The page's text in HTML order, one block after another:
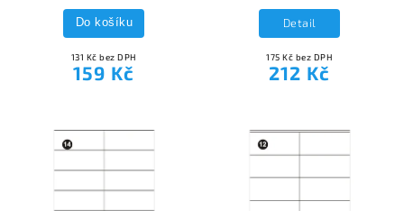
131 Kč bez DPH
159 Kč
Do košíku
175 Kč bez DPH
212 Kč
Detail